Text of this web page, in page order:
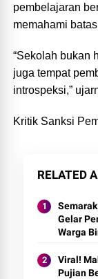
pembelajaran
memahami
“Sekolah bukan
juga tempat
introspeksi,”
Kritik Sanksi
RELATED
Gelar
Warga
Viral!
Pujian